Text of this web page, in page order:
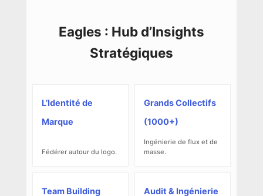
Eagles : Hub d’Insights
Stratégiques
L’Identité de
Marque
Fédérer autour du logo.
Grands Collectifs
(1000+)
Ingénierie de flux et de
masse.
Team Building
Audit & Ingénierie